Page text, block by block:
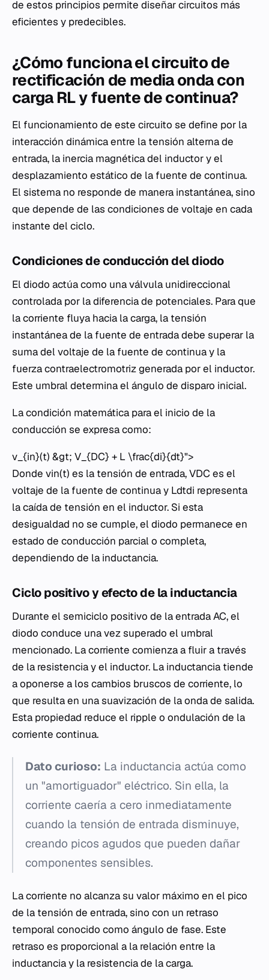
de estos principios permite diseñar circuitos más
eficientes y predecibles.
¿Cómo funciona el circuito de
rectificación de media onda con
carga RL y fuente de continua?
El funcionamiento de este circuito se define por la
interacción dinámica entre la tensión alterna de
entrada, la inercia magnética del inductor y el
desplazamiento estático de la fuente de continua.
El sistema no responde de manera instantánea, sino
que depende de las condiciones de voltaje en cada
instante del ciclo.
Condiciones de conducción del diodo
El diodo actúa como una válvula unidireccional
controlada por la diferencia de potenciales. Para que
la corriente fluya hacia la carga, la tensión
instantánea de la fuente de entrada debe superar la
suma del voltaje de la fuente de continua y la
fuerza contraelectromotriz generada por el inductor.
Este umbral determina el ángulo de disparo inicial.
La condición matemática para el inicio de la
conducción se expresa como:
v_{in}(t) &gt; V_{DC} + L \frac{di}{dt}">
Donde vin​(t) es la tensión de entrada, VDC​ es el
voltaje de la fuente de continua y Ldtdi​ representa
la caída de tensión en el inductor. Si esta
desigualdad no se cumple, el diodo permanece en
estado de conducción parcial o completa,
dependiendo de la inductancia.
Ciclo positivo y efecto de la inductancia
Durante el semiciclo positivo de la entrada AC, el
diodo conduce una vez superado el umbral
mencionado. La corriente comienza a fluir a través
de la resistencia y el inductor. La inductancia tiende
a oponerse a los cambios bruscos de corriente, lo
que resulta en una suavización de la onda de salida.
Esta propiedad reduce el ripple o ondulación de la
corriente continua.
Dato curioso: La inductancia actúa como
un "amortiguador" eléctrico. Sin ella, la
corriente caería a cero inmediatamente
cuando la tensión de entrada disminuye,
creando picos agudos que pueden dañar
componentes sensibles.
La corriente no alcanza su valor máximo en el pico
de la tensión de entrada, sino con un retraso
temporal conocido como ángulo de fase. Este
retraso es proporcional a la relación entre la
inductancia y la resistencia de la carga.